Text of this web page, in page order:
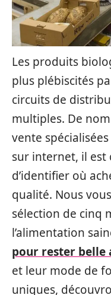
Les produits
plus plébiscités
circuits de
multiples. De
vente
sur internet, il
d’identifier où
qualité. Nous
sélection de cinq
l’alimentation
pour rester belle
et leur mode de
uniques,